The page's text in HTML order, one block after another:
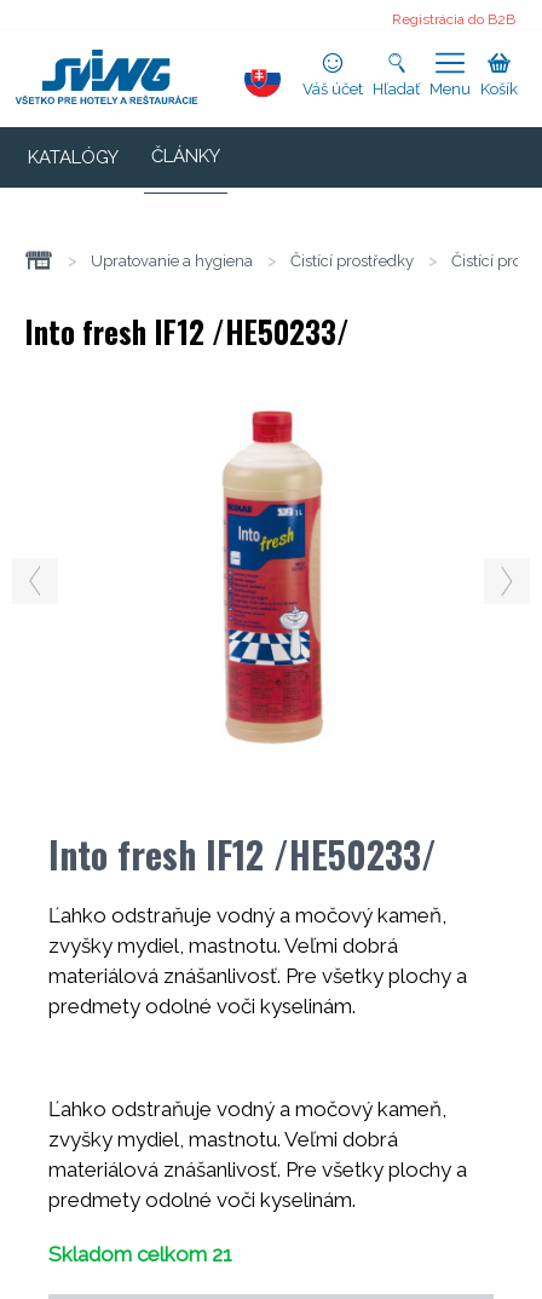
Registrácia do B2B
Váš účet Hľadať Menu Košík
KATALÓGY ČLÁNKY
> Upratovanie a hygiena > Čistící prostředky > Čistící
Into fresh IF12 /HE50233/
Into fresh IF12 /HE50233/
Ľahko odstraňuje vodný a močový kameň,
zvyšky mydiel, mastnotu. Veľmi dobrá
materiálová znášanlivosť. Pre všetky plochy a
predmety odolné voči kyselinám.
Ľahko odstraňuje vodný a močový kameň,
zvyšky mydiel, mastnotu. Veľmi dobrá
materiálová znášanlivosť. Pre všetky plochy a
predmety odolné voči kyselinám.
Skladom celkom 21